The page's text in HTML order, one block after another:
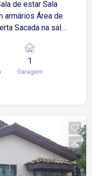
de estar Sala
armários Área de
sala
1
Garagem